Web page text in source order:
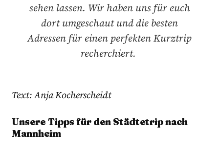
sehen lassen. Wir haben uns für euch
dort umgeschaut und die besten
Adressen für einen perfekten Kurztrip
recherchiert.
Text: Anja Kocherscheidt
Unsere Tipps für den Städtetrip nach
Mannheim